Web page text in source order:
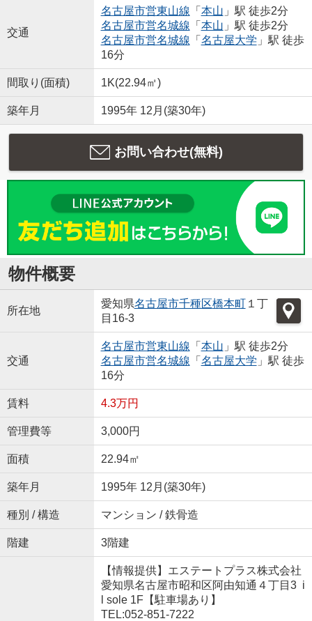
交通
名古屋市営東山線 「 本山 」駅 徒歩2分
名古屋市営名城線 「 本山 」駅 徒歩2分
名古屋市営名城線 「 名古屋大学 」駅 徒歩
16分
間取り(面積) 1K(22.94㎡)
築年月 1995年 12月(築30年)
お問い合わせ(無料)
物件概要
所在地
愛知県名古屋市千種区橋本町１丁
目16-3
交通
名古屋市営東山線 「 本山 」駅 徒歩2分
名古屋市営名城線 「 名古屋大学 」駅 徒歩
16分
賃料 4.3万円
管理費等 3,000円
面積 22.94㎡
築年月 1995年 12月(築30年)
種別 / 構造 マンション / 鉄骨造
階建 3階建
【情報提供】エステートプラス株式会社
愛知県名古屋市昭和区阿由知通４丁目3 i
l sole 1F【駐車場あり】
TEL:052-851-7222